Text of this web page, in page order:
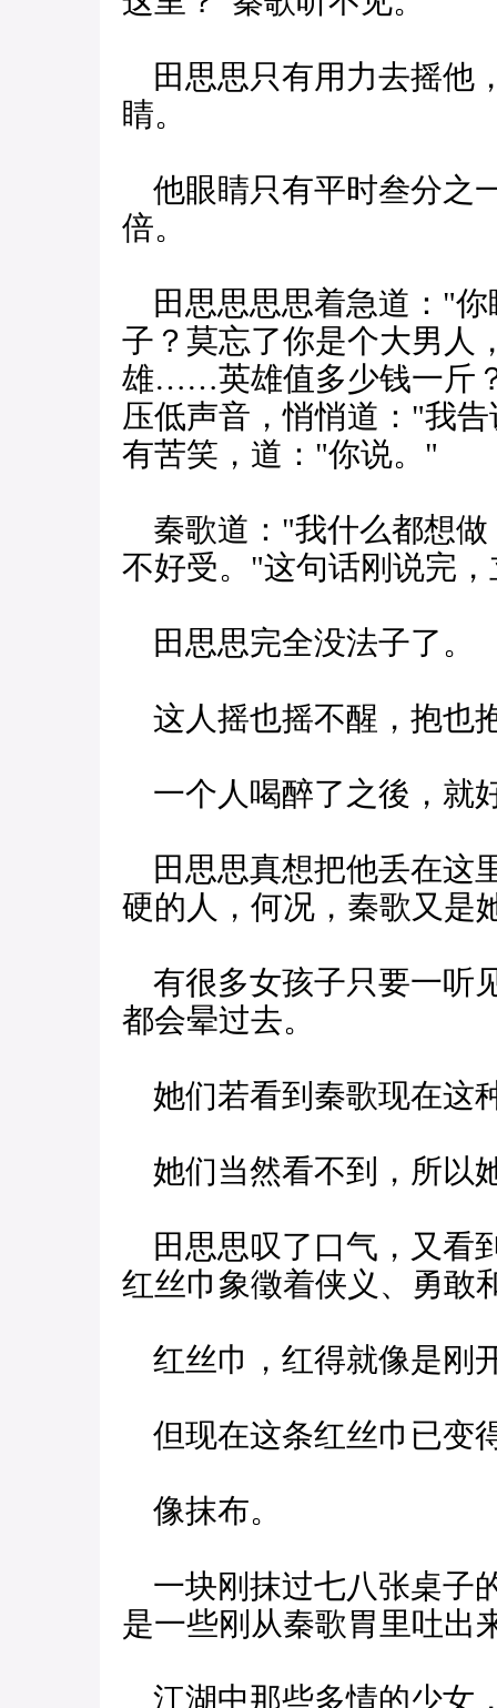
田思思只有用力去摇他
睛。
他眼睛只有平时叁分之
倍。
田思思思思着急道："你
子？莫忘了你是个大男人
雄……英雄值多少钱一斤
压低声音，悄悄道："我
有苦笑，道："你说。"
秦歌道："我什么都想做
不好受。"这句话刚说完
田思思完全没法子了。
这人摇也摇不醒，抱也
一个人喝醉了之後，就
田思思真想把他丢在这
硬的人，何况，秦歌又是
有很多女孩子只要一听
都会晕过去。
她们若看到秦歌现在这
她们当然看不到，所以
田思思叹了口气，又看
红丝巾象徵着侠义、勇敢
红丝巾，红得就像是刚
但现在这条红丝巾已变
像抹布。
一块刚抹过七八张桌子
是一些刚从秦歌胃里吐出
江湖中那些多情的少女